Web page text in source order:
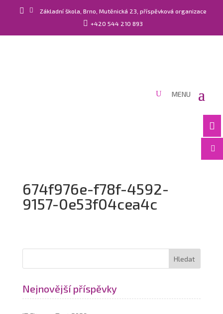
  Základní škola, Brno, Mutěnická 23, příspěvková organizace
 +420 544 210 893


674f976e-f78f-4592-
9157-0e53f04cea4c
Nejnovější příspěvky